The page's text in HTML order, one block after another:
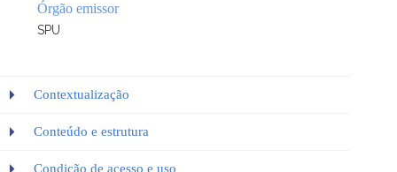
Órgão emissor
SPU
Contextualização
Conteúdo e estrutura
Condição de acesso e uso